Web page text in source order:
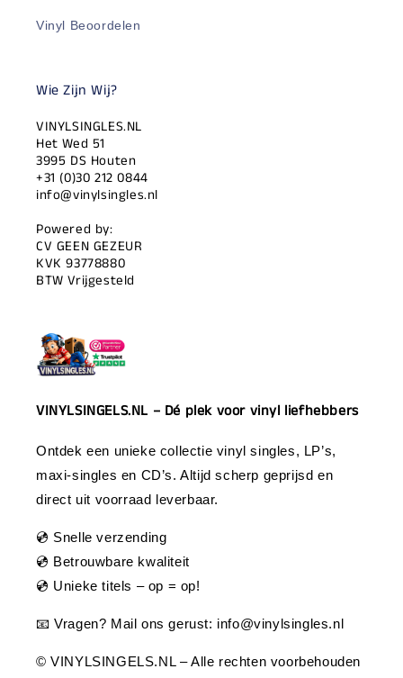
Vinyl Beoordelen
Wie Zijn Wij?
VINYLSINGLES.NL
Het Wed 51
3995 DS Houten
+31 (0)30 212 0844
info@vinylsingles.nl
Powered by:
CV GEEN GEZEUR
KVK 93778880
BTW Vrijgesteld
VINYLSINGELS.NL – Dé plek voor vinyl liefhebbers
Ontdek een unieke collectie vinyl singles, LP’s,
maxi-singles en CD’s. Altijd scherp geprijsd en
direct uit voorraad leverbaar.
💿 Snelle verzending
💿 Betrouwbare kwaliteit
💿 Unieke titels – op = op!
📧 Vragen? Mail ons gerust: info@vinylsingles.nl
© VINYLSINGELS.NL – Alle rechten voorbehouden